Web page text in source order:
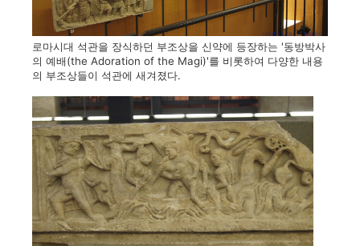
로마시대 석관을 장식하던 부조상을 신약에 등장하는 '동방박사
의 예배(the Adoration of the Magi)'를 비롯하여 다양한 내용
의 부조상들이 석관에 새겨졌다.